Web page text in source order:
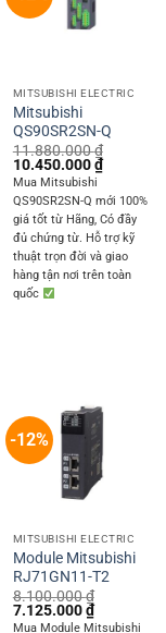
₫.
MITSUBISHI ELECTRIC
Mitsubishi
QS90SR2SN-Q
11.880.000₫
Original
price
was:
11.880.000 ₫.
10.450.000₫Current
price
is:
Mua Mitsubishi
QS90SR2SN-Q mới 100%
giá tốt từ Hãng, Có đầy
đủ chứng từ. Hỗ trợ kỹ
thuật trọn đời và giao
hàng tận nơi trên toàn
quốc
-12%
MITSUBISHI ELECTRIC
Module Mitsubishi
RJ71GN11-T2
8.100.000₫
Original
price
7.125.000₫Current
price
Mua Module Mitsubishi